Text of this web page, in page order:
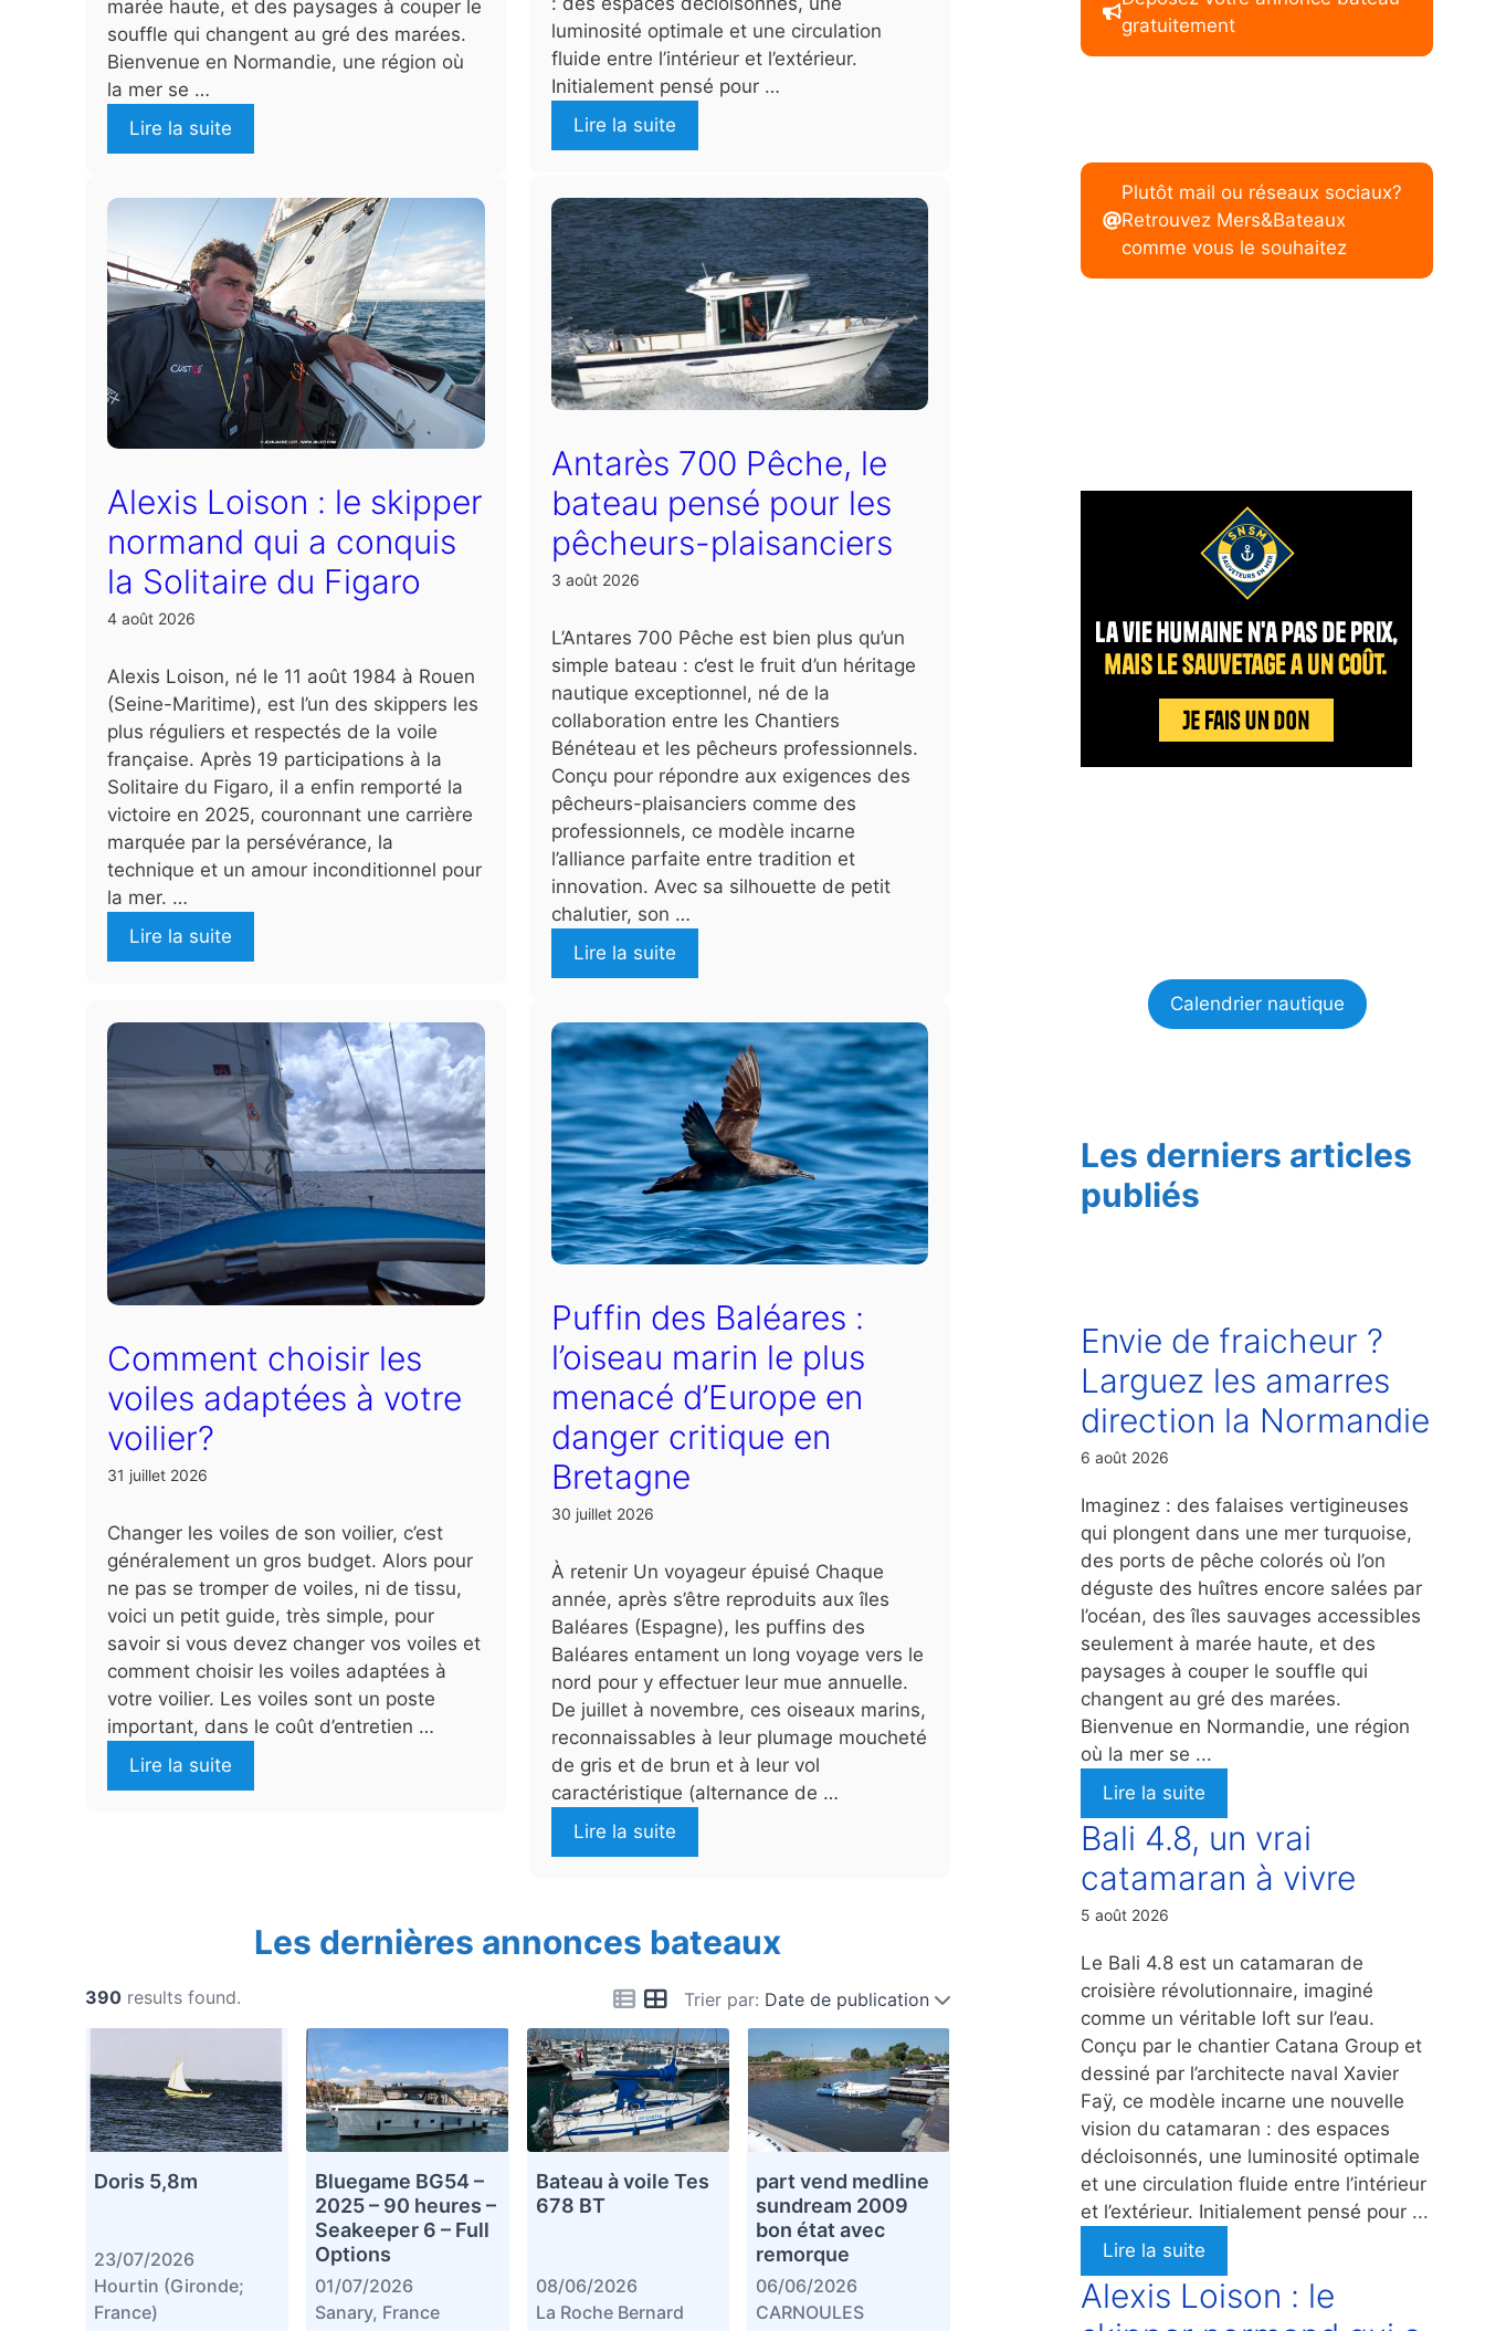
marée haute, et des paysages à couper le
souffle qui changent au gré des marées.
Bienvenue en Normandie, une région où
la mer se …
Lire la suite
luminosité optimale et une circulation
fluide entre l’intérieur et l’extérieur.
Initialement pensé pour …
Lire la suite
Alexis Loison : le skipper
normand qui a conquis
la Solitaire du Figaro
4 août 2026
Alexis Loison, né le 11 août 1984 à Rouen
(Seine-Maritime), est l’un des skippers les
plus réguliers et respectés de la voile
française. Après 19 participations à la
Solitaire du Figaro, il a enfin remporté la
victoire en 2025, couronnant une carrière
marquée par la persévérance, la
technique et un amour inconditionnel pour
la mer. …
Lire la suite
Antarès 700 Pêche, le
bateau pensé pour les
pêcheurs-plaisanciers
3 août 2026
L’Antares 700 Pêche est bien plus qu’un
simple bateau : c’est le fruit d’un héritage
nautique exceptionnel, né de la
collaboration entre les Chantiers
Bénéteau et les pêcheurs professionnels.
Conçu pour répondre aux exigences des
pêcheurs-plaisanciers comme des
professionnels, ce modèle incarne
l’alliance parfaite entre tradition et
innovation. Avec sa silhouette de petit
chalutier, son …
Lire la suite
Comment choisir les
voiles adaptées à votre
voilier?
31 juillet 2026
Changer les voiles de son voilier, c’est
généralement un gros budget. Alors pour
ne pas se tromper de voiles, ni de tissu,
voici un petit guide, très simple, pour
savoir si vous devez changer vos voiles et
comment choisir les voiles adaptées à
votre voilier. Les voiles sont un poste
important, dans le coût d’entretien …
Lire la suite
Puffin des Baléares :
l’oiseau marin le plus
menacé d’Europe en
danger critique en
Bretagne
30 juillet 2026
À retenir Un voyageur épuisé Chaque
année, après s’être reproduits aux îles
Baléares (Espagne), les puffins des
Baléares entament un long voyage vers le
nord pour y effectuer leur mue annuelle.
De juillet à novembre, ces oiseaux marins,
reconnaissables à leur plumage moucheté
de gris et de brun et à leur vol
caractéristique (alternance de …
Lire la suite
Les dernières annonces bateaux
Trier par: Date de publication
390 results found.
Doris 5,8m
23/07/2026
Hourtin (Gironde;
France)
Bluegame BG54 –
2025 – 90 heures –
Seakeeper 6 – Full
Options
01/07/2026
Sanary, France
Bateau à voile Tes
678 BT
08/06/2026
La Roche Bernard
part vend medline
sundream 2009
bon état avec
remorque
06/06/2026
CARNOULES
gratuitement
Plutôt mail ou réseaux sociaux?
Retrouvez Mers&Bateaux
comme vous le souhaitez
Calendrier nautique
Les derniers articles
publiés
Envie de fraicheur ?
Larguez les amarres
direction la Normandie
6 août 2026
Imaginez : des falaises vertigineuses
qui plongent dans une mer turquoise,
des ports de pêche colorés où l’on
déguste des huîtres encore salées par
l’océan, des îles sauvages accessibles
seulement à marée haute, et des
paysages à couper le souffle qui
changent au gré des marées.
Bienvenue en Normandie, une région
où la mer se ...
Lire la suite
Bali 4.8, un vrai
catamaran à vivre
5 août 2026
Le Bali 4.8 est un catamaran de
croisière révolutionnaire, imaginé
comme un véritable loft sur l’eau.
Conçu par le chantier Catana Group et
dessiné par l’architecte naval Xavier
Faÿ, ce modèle incarne une nouvelle
vision du catamaran : des espaces
décloisonnés, une luminosité optimale
et une circulation fluide entre l’intérieur
et l’extérieur. Initialement pensé pour ...
Lire la suite
Alexis Loison : le